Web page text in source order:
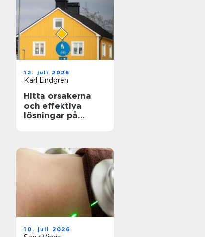
12. juli 2026
Karl Lindgren
Hitta orsakerna
och effektiva
lösningar på
10. juli 2026